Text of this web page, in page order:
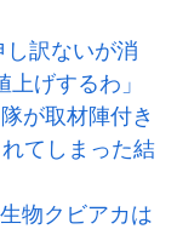
し訳ないが消
げするわ」
が取材陣付き
てしまった結
物クビアカは